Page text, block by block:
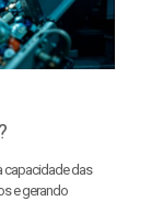
capacidade das
e gerando